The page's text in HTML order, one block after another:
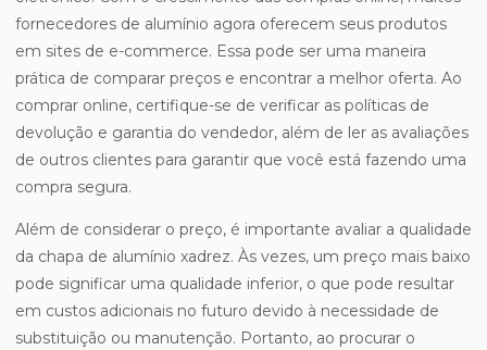
fornecedores de alumínio agora oferecem seus produtos
em sites de e-commerce. Essa pode ser uma maneira
prática de comparar preços e encontrar a melhor oferta. Ao
comprar online, certifique-se de verificar as políticas de
devolução e garantia do vendedor, além de ler as avaliações
de outros clientes para garantir que você está fazendo uma
compra segura.
Além de considerar o preço, é importante avaliar a qualidade
da chapa de alumínio xadrez. Às vezes, um preço mais baixo
pode significar uma qualidade inferior, o que pode resultar
em custos adicionais no futuro devido à necessidade de
substituição ou manutenção. Portanto, ao procurar o